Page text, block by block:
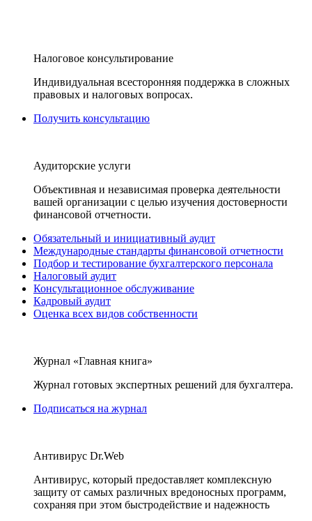
Налоговое консультирование
Индивидуальная всесторонняя поддержка в сложных
правовых и налоговых вопросах.
Получить консультацию
Аудиторские услуги
Объективная и независимая проверка деятельности
вашей организации с целью изучения достоверности
финансовой отчетности.
Обязательный и инициативный аудит
Международные стандарты финансовой отчетности
Подбор и тестирование бухгалтерского персонала
Налоговый аудит
Консультационное обслуживание
Кадровый аудит
Оценка всех видов собственности
Журнал «Главная книга»
Журнал готовых экспертных решений для бухгалтера.
Подписаться на журнал
Антивирус Dr.Web
Антивирус, который предоставляет комплексную
защиту от самых различных вредоносных программ,
сохраняя при этом быстродействие и надежность